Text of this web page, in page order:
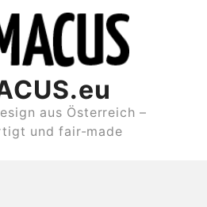
aus Österreich –
und fair-made